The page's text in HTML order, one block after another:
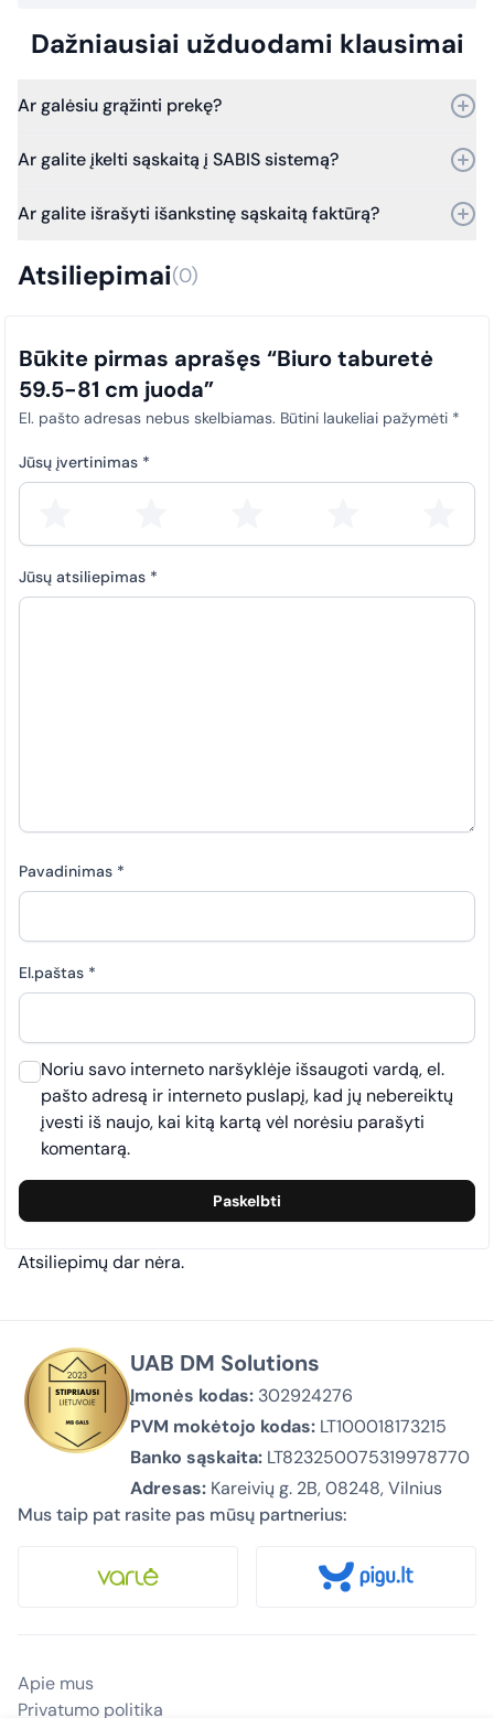
Dažniausiai užduodami klausimai
Ar galėsiu grąžinti prekę?
Bet jei praeis daugiau laiko – vis tiek kreipkitės, ir mes
Ar galite įkelti sąskaitą į SABIS sistemą?
Nuo 2025 m. sausio 1 d. visi viešosios įstaigos pirkimų
sistemą. Šis reikalavimas taikomas visiems pirkimams, siekiant
užtikrinti skaidrumą ir tinkamą atitiktį teisės aktų nuostatoms.
Ar galite išrašyti išankstinę sąskaitą faktūrą?
Atsiliepimai(0)
Atsiliepimų dar nėra.
Būkite pirmas aprašęs “Biuro taburetė
59.5-81 cm juoda”
El. pašto adresas nebus skelbiamas. Būtini laukeliai pažymėti *
Jūsų įvertinimas *
Jūsų atsiliepimas *
Pavadinimas *
El.paštas *
Noriu savo interneto naršyklėje išsaugoti vardą, el.
pašto adresą ir interneto puslapį, kad jų nebereiktų
įvesti iš naujo, kai kitą kartą vėl norėsiu parašyti
komentarą.
UAB DM Solutions
Įmonės kodas: 302924276
PVM mokėtojo kodas: LT100018173215
Banko sąskaita: LT823250075319978770
Adresas: Kareivių g. 2B, 08248, Vilnius
Mus taip pat rasite pas mūsų partnerius:
Apie mus
Privatumo politika